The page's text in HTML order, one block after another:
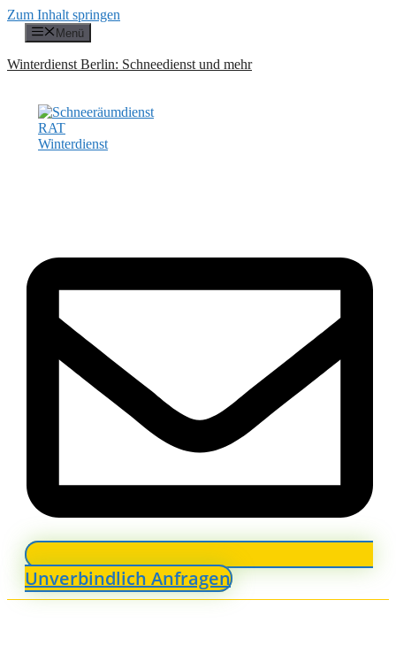
Zum Inhalt springen
Menü
Winterdienst Berlin: Schneedienst und mehr
Unverbindlich Anfragen